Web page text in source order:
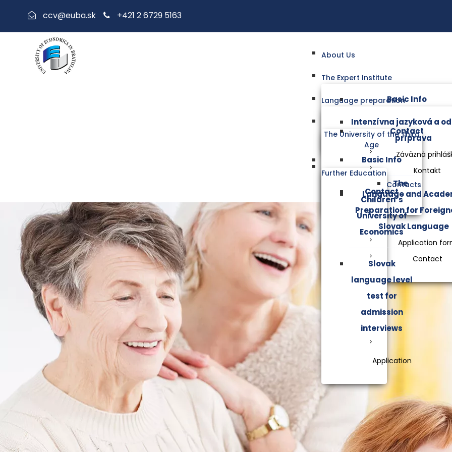
+421 2 6729 5163
About Us
The Expert Institute
Basic Info
Contact
Language preparation
Intenzívna jazyková a
príprava
Záväzná
Kontakt
Language and
Preparation for
Slovak Language
Application
Contact
The University of the Third
Age
Basic Info
Contact
Further Education
The
Children´s
University of
Economics
Slovak
language level
test for
admission
interviews
Application
Contacts